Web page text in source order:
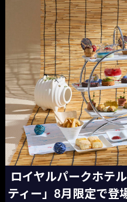
ロイヤルパークホテ
ティー」8月限定で